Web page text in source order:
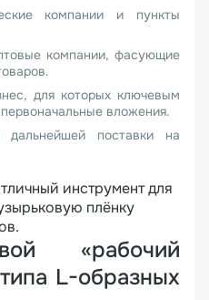
компании и пункты
компании, фасующие
для которых ключевым
вложения.
поставки на
инструмент для
плёнку
«рабочий
L-образных